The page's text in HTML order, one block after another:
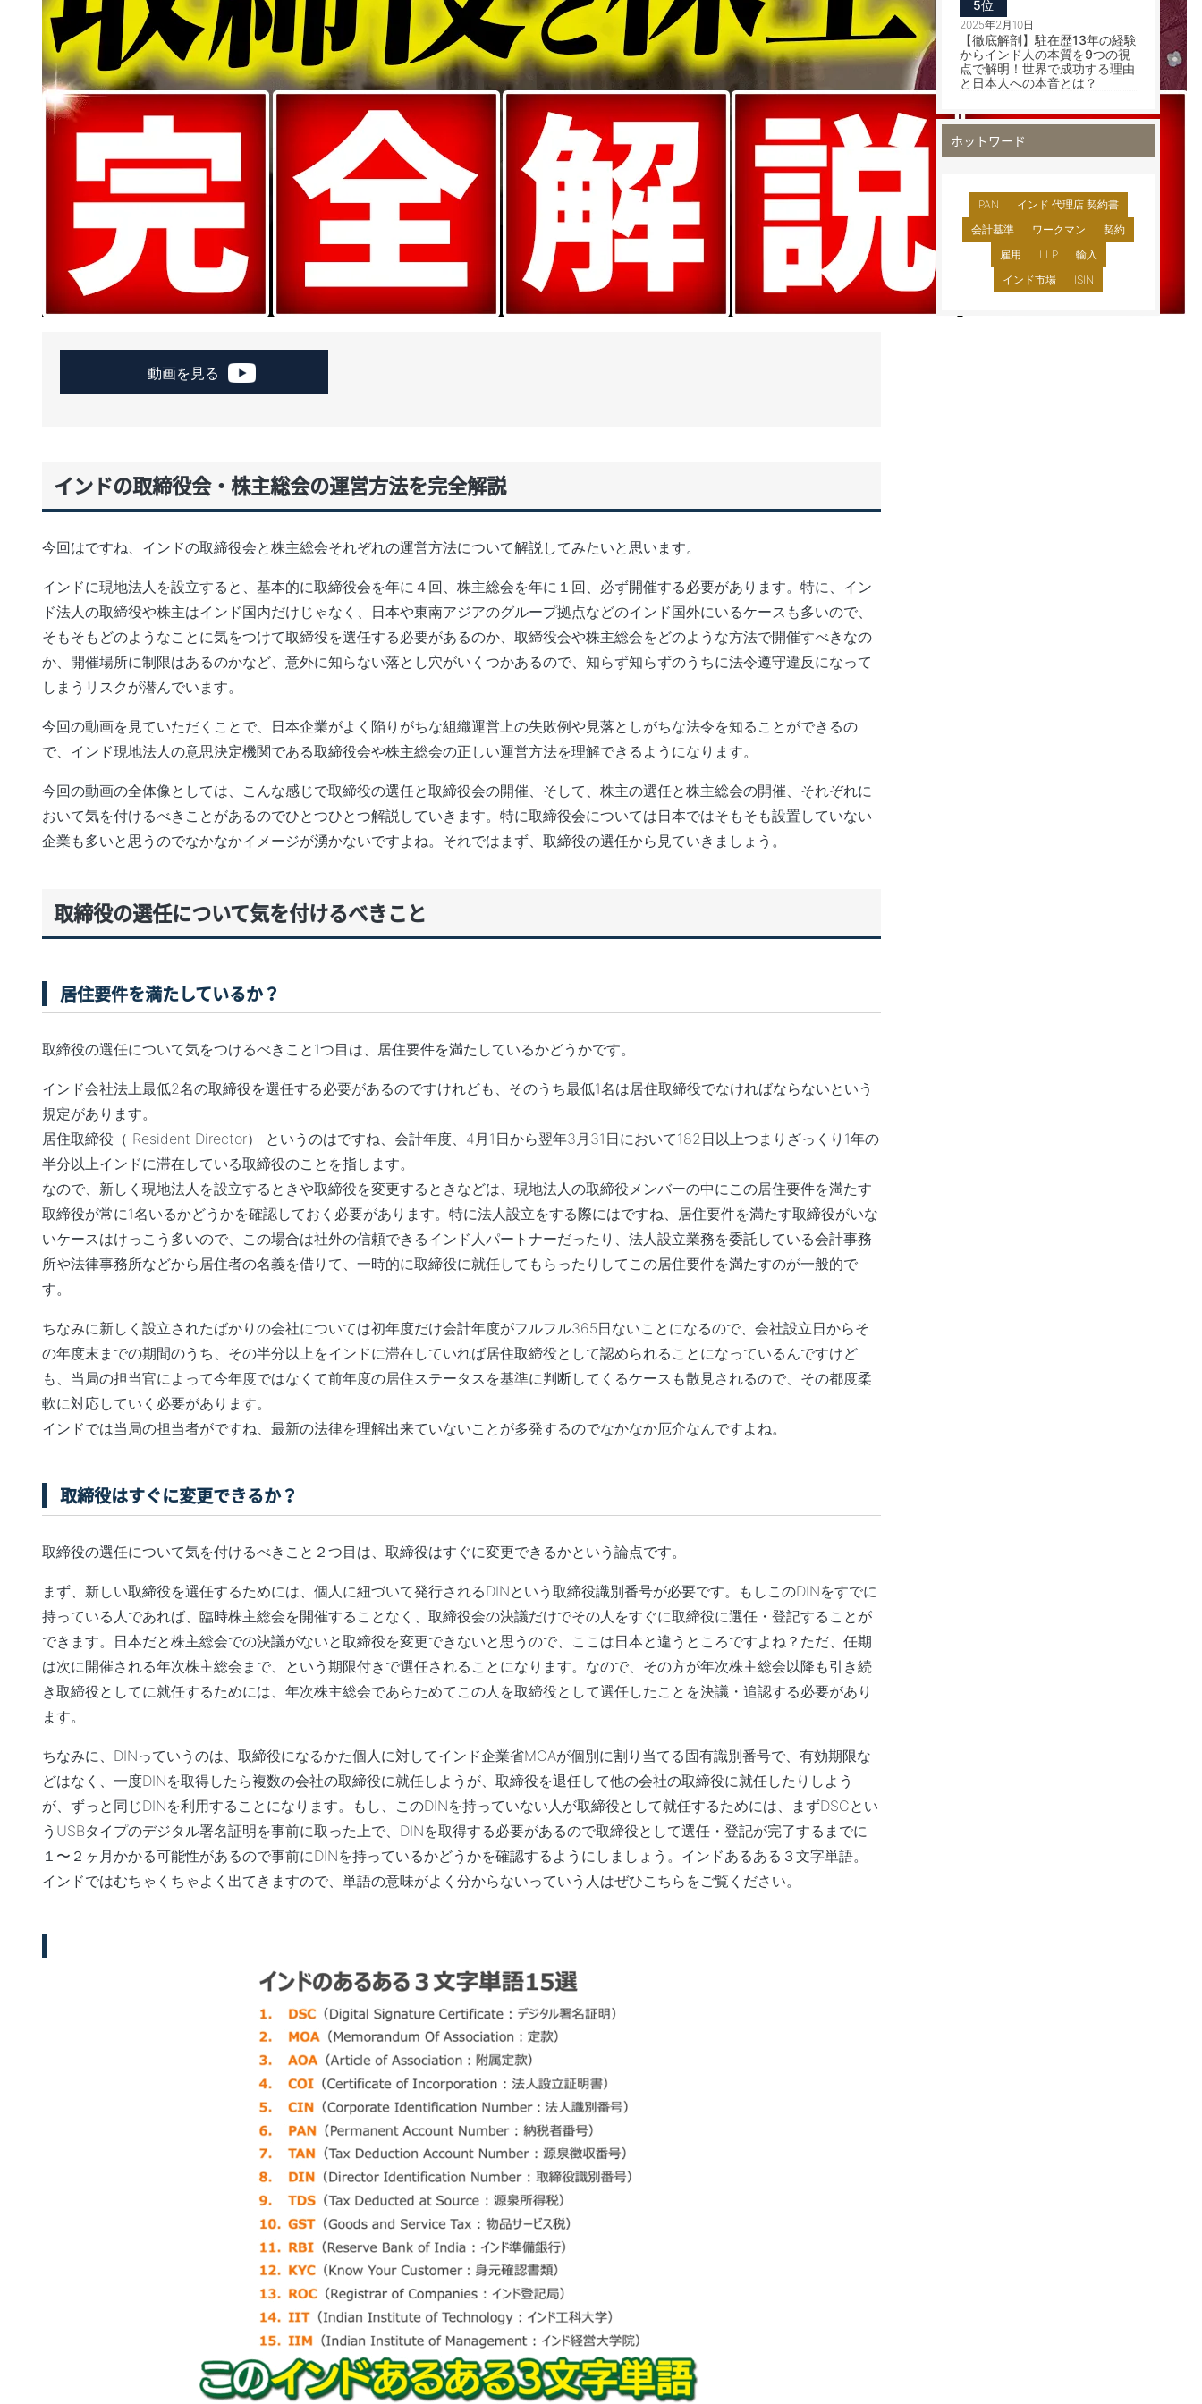
動画を見る
インドの取締役会・株主総会の運営方法を完全解説
今回はですね、インドの取締役会と株主総会それぞれの運営方法について解説してみたいと思います。
インドに現地法人を設立すると、基本的に取締役会を年に４回、株主総会を年に１回、必ず開催する必要があります。特に、イン
ド法人の取締役や株主はインド国内だけじゃなく、日本や東南アジアのグループ拠点などのインド国外にいるケースも多いので、
そもそもどのようなことに気をつけて取締役を選任する必要があるのか、取締役会や株主総会をどのような方法で開催すべきなの
か、開催場所に制限はあるのかなど、意外に知らない落とし穴がいくつかあるので、知らず知らずのうちに法令遵守違反になって
しまうリスクが潜んでいます。
今回の動画を見ていただくことで、日本企業がよく陥りがちな組織運営上の失敗例や見落としがちな法令を知ることができるの
で、インド現地法人の意思決定機関である取締役会や株主総会の正しい運営方法を理解できるようになります。
今回の動画の全体像としては、こんな感じで取締役の選任と取締役会の開催、そして、株主の選任と株主総会の開催、それぞれに
おいて気を付けるべきことがあるのでひとつひとつ解説していきます。特に取締役会については日本ではそもそも設置していない
企業も多いと思うのでなかなかイメージが湧かないですよね。それではまず、取締役の選任から見ていきましょう。
取締役の選任について気を付けるべきこと
居住要件を満たしているか？
取締役の選任について気をつけるべきこと1つ目は、居住要件を満たしているかどうかです。
インド会社法上最低2名の取締役を選任する必要があるのですけれども、そのうち最低1名は居住取締役でなければならないという
規定があります。
居住取締役（ Resident Director） というのはですね、会計年度、4月1日から翌年3月31日において182日以上つまりざっくり1年の
半分以上インドに滞在している取締役のことを指します。
なので、新しく現地法人を設立するときや取締役を変更するときなどは、現地法人の取締役メンバーの中にこの居住要件を満たす
取締役が常に1名いるかどうかを確認しておく必要があります。特に法人設立をする際にはですね、居住要件を満たす取締役がいな
いケースはけっこう多いので、この場合は社外の信頼できるインド人パートナーだったり、法人設立業務を委託している会計事務
所や法律事務所などから居住者の名義を借りて、一時的に取締役に就任してもらったりしてこの居住要件を満たすのが一般的で
す。
ちなみに新しく設立されたばかりの会社については初年度だけ会計年度がフルフル365日ないことになるので、会社設立日からそ
の年度末までの期間のうち、その半分以上をインドに滞在していれば居住取締役として認められることになっているんですけど
も、当局の担当官によって今年度ではなくて前年度の居住ステータスを基準に判断してくるケースも散見されるので、その都度柔
軟に対応していく必要があります。
インドでは当局の担当者がですね、最新の法律を理解出来ていないことが多発するのでなかなか厄介なんですよね。
取締役はすぐに変更できるか？
取締役の選任について気を付けるべきこと２つ目は、取締役はすぐに変更できるかという論点です。
まず、新しい取締役を選任するためには、個人に紐づいて発行されるDINという取締役識別番号が必要です。もしこのDINをすでに
持っている人であれば、臨時株主総会を開催することなく、取締役会の決議だけでその人をすぐに取締役に選任・登記することが
できます。日本だと株主総会での決議がないと取締役を変更できないと思うので、ここは日本と違うところですよね？ただ、任期
は次に開催される年次株主総会まで、という期限付きで選任されることになります。なので、その方が年次株主総会以降も引き続
き取締役としてに就任するためには、年次株主総会であらためてこの人を取締役として選任したことを決議・追認する必要があり
ます。
ちなみに、DINっていうのは、取締役になるかた個人に対してインド企業省MCAが個別に割り当てる固有識別番号で、有効期限な
どはなく、一度DINを取得したら複数の会社の取締役に就任しようが、取締役を退任して他の会社の取締役に就任したりしよう
が、ずっと同じDINを利用することになります。もし、このDINを持っていない人が取締役として就任するためには、まずDSCとい
うUSBタイプのデジタル署名証明を事前に取った上で、DINを取得する必要があるので取締役として選任・登記が完了するまでに
１〜２ヶ月かかる可能性があるので事前にDINを持っているかどうかを確認するようにしましょう。インドあるある３文字単語。
インドではむちゃくちゃよく出てきますので、単語の意味がよく分からないっていう人はぜひこちらをご覧ください。
5位
2025年2月10日
【徹底解剖】駐在歴13年の経験
からインド人の本質を9つの視
点で解明！世界で成功する理由
と日本人への本音とは？
ホットワード
PAN
インド 代理店 契約書
会計基準
ワークマン
契約
雇用
LLP
輸入
インド市場
ISIN